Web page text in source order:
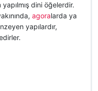
dini öğelerdir.
agoralarda ya
yapılardır,